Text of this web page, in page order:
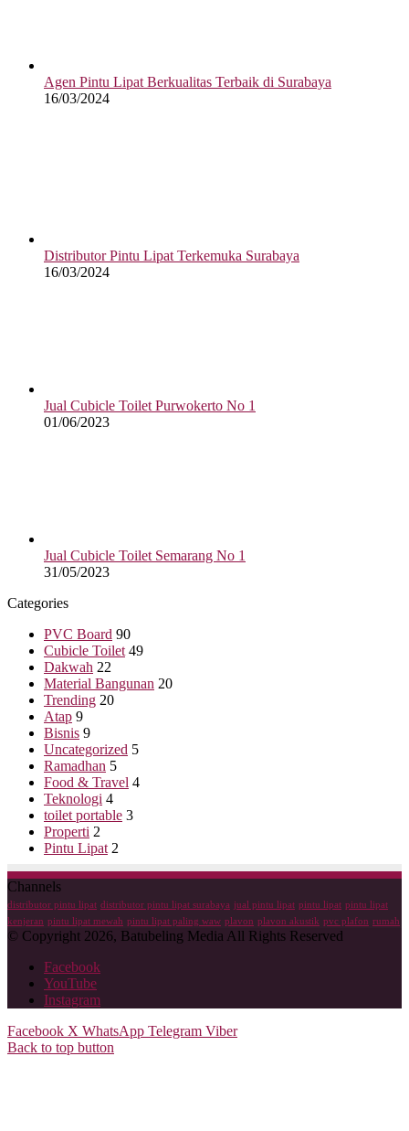
Agen Pintu Lipat Berkualitas Terbaik di Surabaya
16/03/2024
Distributor Pintu Lipat Terkemuka Surabaya
16/03/2024
Jual Cubicle Toilet Purwokerto No 1
01/06/2023
Jual Cubicle Toilet Semarang No 1
31/05/2023
Categories
PVC Board 90
Cubicle Toilet 49
Dakwah 22
Material Bangunan 20
Trending 20
Atap 9
Bisnis 9
Uncategorized 5
Ramadhan 5
Food & Travel 4
Teknologi 4
toilet portable 3
Properti 2
Pintu Lipat 2
Channels
distributor pintu lipat distributor pintu lipat surabaya jual pintu lipat pintu lipat pintu lipat
kenjeran pintu lipat mewah pintu lipat paling waw plavon plavon akustik pvc plafon rumah
© Copyright 2026, Batubeling Media All Rights Reserved
Facebook
YouTube
Instagram
Facebook X WhatsApp Telegram Viber
Back to top button